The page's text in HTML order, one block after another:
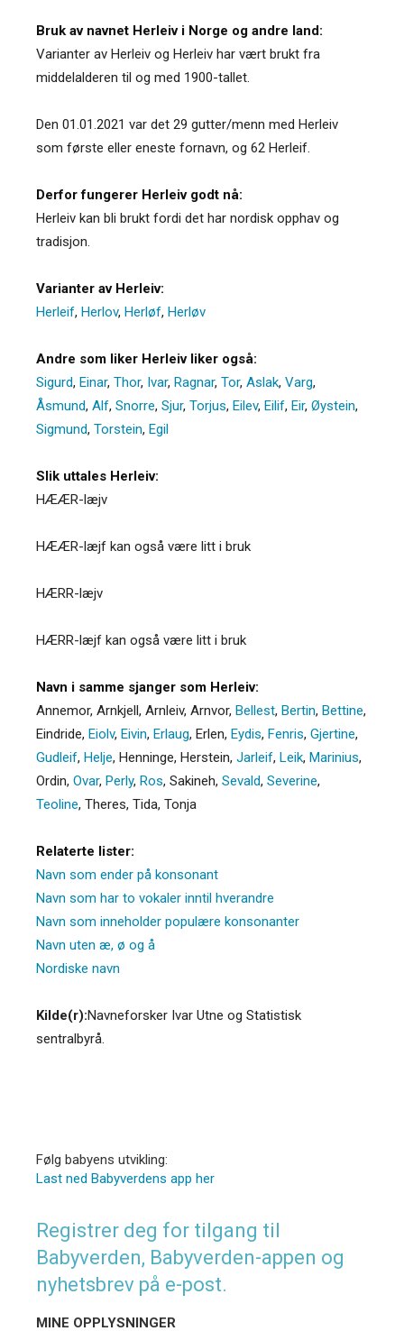
Bruk av navnet Herleiv i Norge og andre land:
Varianter av Herleiv og Herleiv har vært brukt fra
middelalderen til og med 1900-tallet.
Den 01.01.2021 var det 29 gutter/menn med Herleiv
som første eller eneste fornavn, og 62 Herleif.
Derfor fungerer Herleiv godt nå:
Herleiv kan bli brukt fordi det har nordisk opphav og
tradisjon.
Varianter av Herleiv:
Herleif, Herlov, Herløf, Herløv
Andre som liker Herleiv liker også:
Sigurd, Einar, Thor, Ivar, Ragnar, Tor, Aslak, Varg,
Åsmund, Alf, Snorre, Sjur, Torjus, Eilev, Eilif, Eir, Øystein,
Sigmund, Torstein, Egil
Slik uttales Herleiv:
HÆÆR-læjv
HÆÆR-læjf kan også være litt i bruk
HÆRR-læjv
HÆRR-læjf kan også være litt i bruk
Navn i samme sjanger som Herleiv:
Annemor, Arnkjell, Arnleiv, Arnvor, Bellest, Bertin, Bettine,
Eindride, Eiolv, Eivin, Erlaug, Erlen, Eydis, Fenris, Gjertine,
Gudleif, Helje, Henninge, Herstein, Jarleif, Leik, Marinius,
Ordin, Ovar, Perly, Ros, Sakineh, Sevald, Severine,
Teoline, Theres, Tida, Tonja
Relaterte lister:
Navn som ender på konsonant
Navn som har to vokaler inntil hverandre
Navn som inneholder populære konsonanter
Navn uten æ, ø og å
Nordiske navn
Kilde(r):Navneforsker Ivar Utne og Statistisk
sentralbyrå.
Følg babyens utvikling:
Last ned Babyverdens app her
Registrer deg for tilgang til
Babyverden, Babyverden-appen og
nyhetsbrev på e-post.
MINE OPPLYSNINGER